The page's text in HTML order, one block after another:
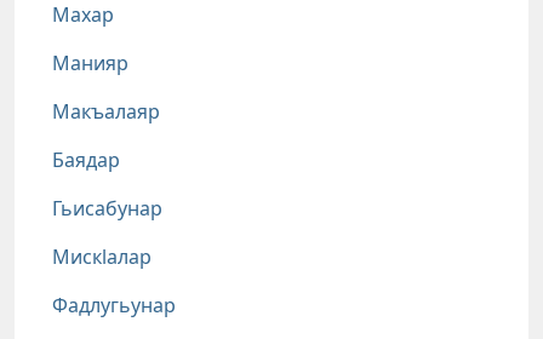
Махар
Манияр
Макъалаяр
Баядар
Гьисабунар
Мискlалар
Фадлугьунар